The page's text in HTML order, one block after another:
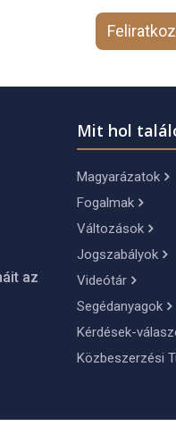
az
Mit hol
Magyarázatok
Fogalmak
Változások
Jogszabályok
Videótár
Segédanyagok
Kérdések-
Közbeszerzési